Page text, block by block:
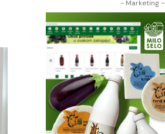
- Marketing -